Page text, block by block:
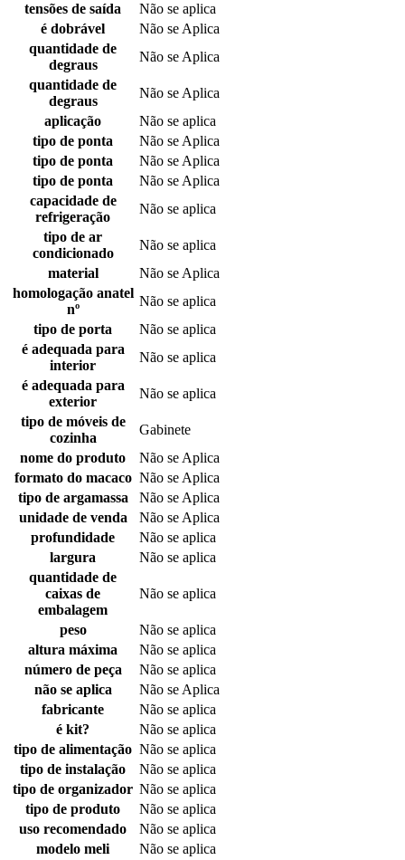
tensões de saída
Não se aplica
é dobrável
Não se Aplica
quantidade de
degraus
Não se Aplica
quantidade de
degraus
Não se Aplica
aplicação
Não se aplica
tipo de ponta
Não se Aplica
tipo de ponta
Não se Aplica
tipo de ponta
Não se Aplica
capacidade de
refrigeração
Não se aplica
tipo de ar
condicionado
Não se aplica
material
Não se Aplica
homologação anatel
nº
Não se aplica
tipo de porta
Não se aplica
é adequada para
interior
Não se aplica
é adequada para
exterior
Não se aplica
tipo de móveis de
cozinha
Gabinete
nome do produto
Não se Aplica
formato do macaco Não se Aplica
tipo de argamassa
Não se Aplica
unidade de venda
Não se Aplica
profundidade
Não se aplica
largura
Não se aplica
quantidade de
caixas de
embalagem
Não se aplica
peso
Não se aplica
altura máxima
Não se aplica
número de peça
Não se aplica
não se aplica
Não se Aplica
fabricante
Não se aplica
é kit?
Não se aplica
tipo de alimentação Não se aplica
tipo de instalação
Não se aplica
tipo de organizador Não se aplica
tipo de produto
Não se aplica
uso recomendado
Não se aplica
modelo meli
Não se aplica